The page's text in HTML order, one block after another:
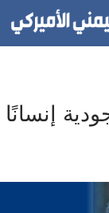
إنسانًا